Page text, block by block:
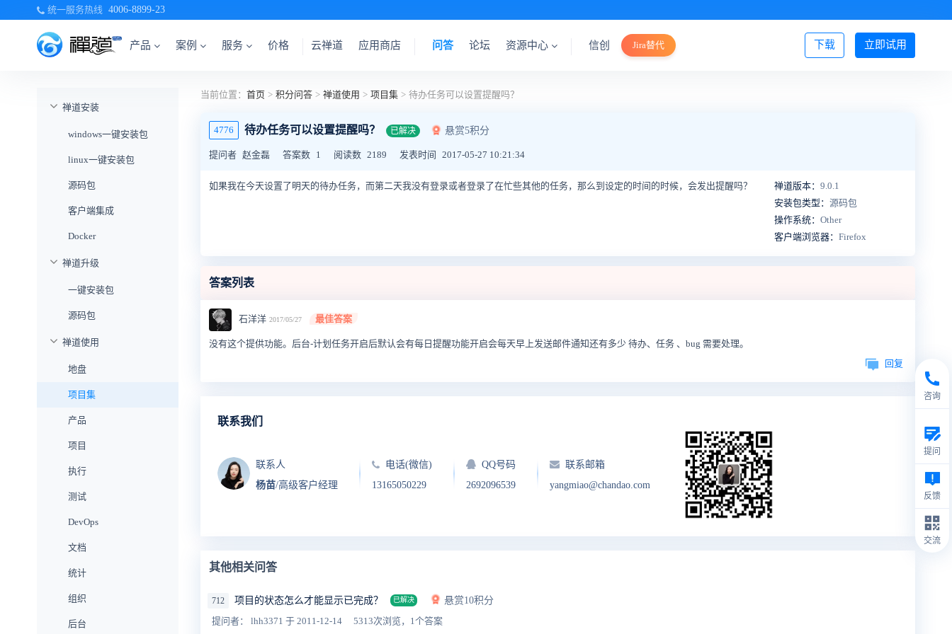
统一服务热线 4006-8899-23
产品 案例 服务 价格 立即试用
下载
云禅道 应用商店 问答 论坛 资源中心 信创 Jira替代 登录/注册
禅道安装
windows一键安装包
linux一键安装包
源码包
客户端集成
Docker
禅道升级
一键安装包
源码包
禅道使用
地盘
项目集
产品
项目
执行
测试
DevOps
文档
统计
组织
后台
当前位置： 首页 > 积分问答 > 禅道使用 > 项目集 > 待办任务可以设置提醒吗？
4776 待办任务可以设置提醒吗？ 已解决 悬赏5积分
提问者 赵金磊 答案数 1 阅读数 2189 发表时间 2017-05-27 10:21:34
如果我在今天设置了明天的待办任务，而第二天我没有登录或者登录了在忙些其他的任务，那么到设定的时间的时候，会发出提醒吗？ 禅道版本： 9.0.1
安装包类型： 源码包
操作系统： Other
客户端浏览器： Firefox
答案列表
石洋洋 2017/05/27 最佳答案
没有这个提供功能。后台-计划任务开启后默认会有每日提醒功能开启会每天早上发送邮件通知还有多少 待办、任务 、bug 需要处理。
回复
联系我们
联系人
杨苗/高级客户经理
电话(微信)
13165050229
QQ号码
2692096539
联系邮箱
yangmiao@chandao.com
其他相关问答
712 项目的状态怎么才能显示已完成？ 已解决
悬赏10积分
提问者： lhh3371 于 2011-12-14 5313次浏览，1个答案
咨询
提问
反馈
交流